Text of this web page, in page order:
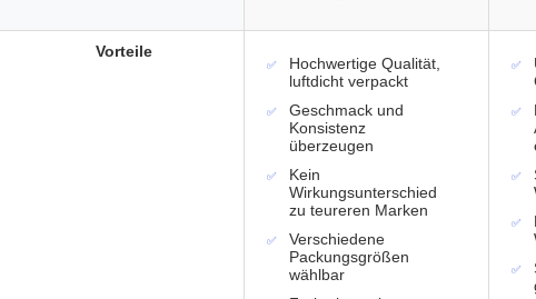
Hochwertige Qualität,
luftdicht verpackt
Geschmack und
Konsistenz
überzeugen
Kein
Wirkungsunterschied
zu teureren Marken
Verschiedene
Packungsgrößen
wählbar
Vorteile